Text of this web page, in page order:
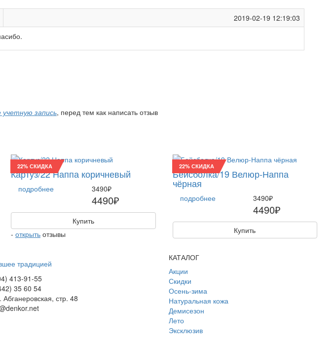
2019-02-19 12:19:03
учетную запись, перед тем как написать отзыв
22% СКИДКА
Картуз/22 Наппа коричневый
подробнее 3490₽
4490₽
Купить
- открыть отзывы
22% СКИДКА
Бейсболка/19 Велюр-Наппа
чёрная
подробнее 3490₽
4490₽
Купить
традицией
413-91-55
35 60 54
Абганеровская, стр. 48
КАТАЛОГ
Акции
Скидки
Осень-зима
Натуральная кожа
Демисезон
Лето
Эксклюзив